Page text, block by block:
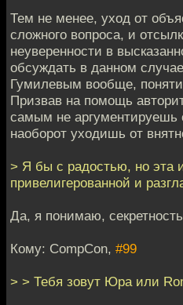
Тем не менее, уход от
сложного вопроса, и
неуверенности в
обсуждать в данном
Гумилевым вообще,
Призвав на помощь
самым не
наоборот уходишь от
> Я бы с радостью, но эта
привелигерованной и
Да, я понимаю,
Кому: CompCon, #99
> > Тебя зовут Юра или